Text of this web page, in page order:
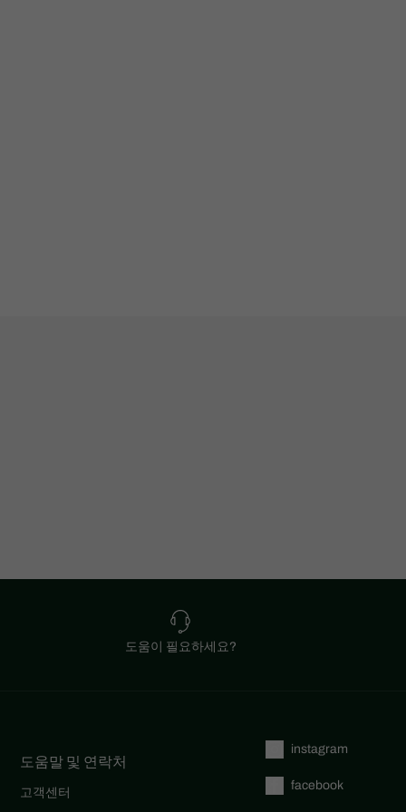
도움이 필요하세요?
도움말 및 연락처
고객센터
instagram
facebook